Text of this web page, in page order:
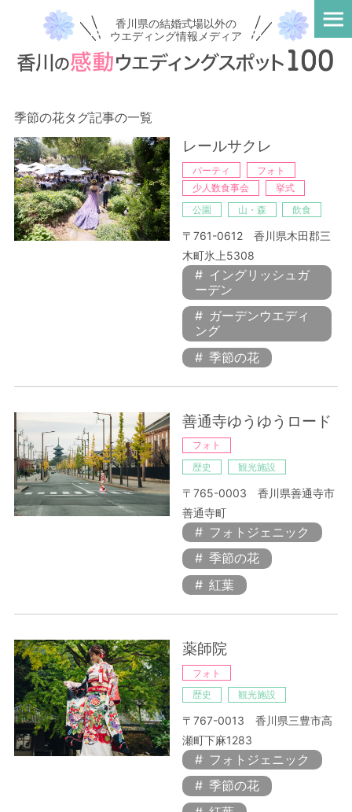
香川県の結婚式場以外の
ウエディング情報メディア
季節の花タグ記事の一覧
レールサクレ
パーティ
フォト
少人数食事会
挙式
公園
山・森 飲食
〒761-0612 香川県木田郡三
木町氷上5308
イングリッシュガ
ーデン
ガーデンウエディ
ング
季節の花
善通寺ゆうゆうロード
フォト
歴史
観光施設
〒765-0003 香川県善通寺市
善通寺町
フォトジェニック
季節の花
紅葉
薬師院
フォト
歴史
観光施設
〒767-0013 香川県三豊市高
瀬町下麻1283
フォトジェニック
季節の花